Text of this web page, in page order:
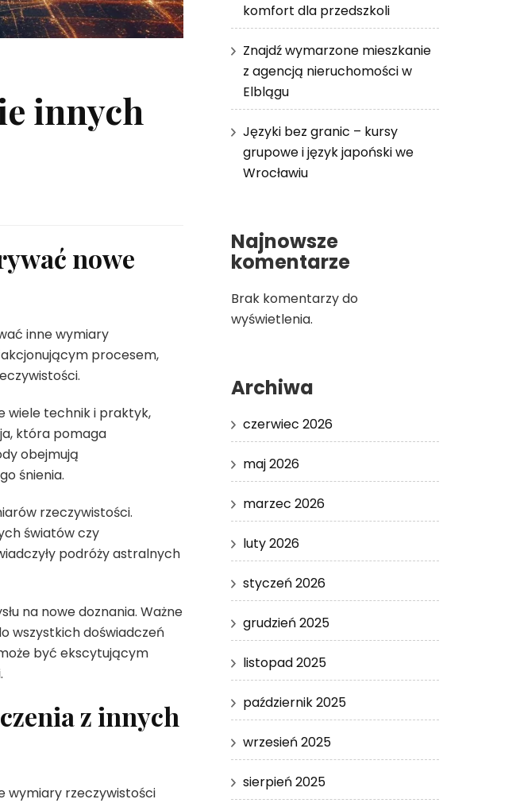
innych
nowe
inne wymiary
procesem,
wiele technik i praktyk,
która pomaga
obejmują
śnienia.
rzeczywistości.
światów czy
podróży astralnych
na nowe doznania. Ważne
wszystkich doświadczeń
być ekscytującym
z innych
wymiary rzeczywistości
komfort dla przedszkoli
Znajdź wymarzone mieszkanie
z agencją nieruchomości w
Elblągu
Języki bez granic – kursy
grupowe i język japoński we
Wrocławiu
Najnowsze
komentarze
Brak komentarzy do
wyświetlenia.
Archiwa
czerwiec 2026
maj 2026
marzec 2026
luty 2026
styczeń 2026
grudzień 2025
listopad 2025
październik 2025
wrzesień 2025
sierpień 2025